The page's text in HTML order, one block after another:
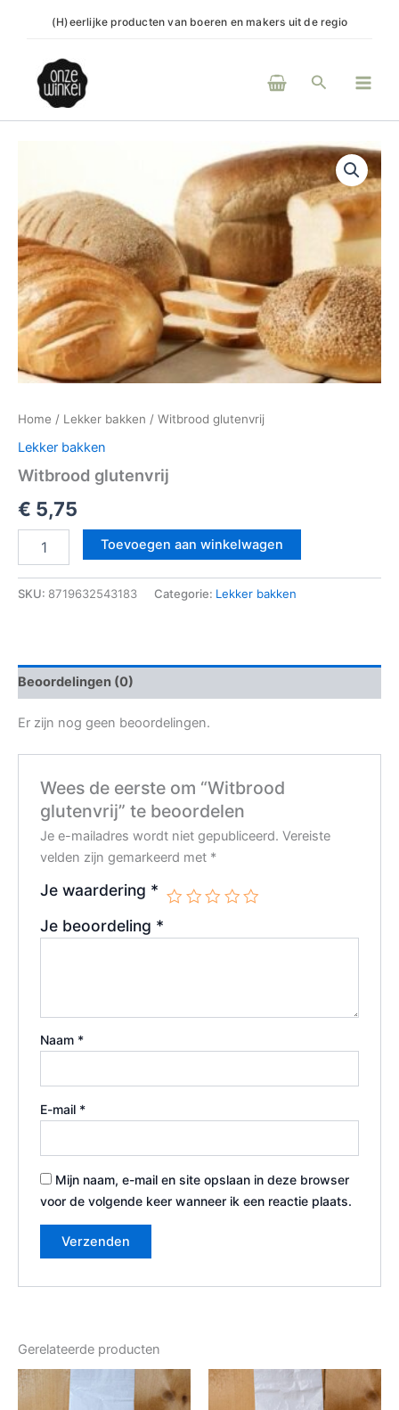
inhoud
(H)eerlijke producten van boeren en makers uit de regio
Zoeken
Home / Lekker bakken / Witbrood glutenvrij
Lekker bakken
Witbrood glutenvrij
€ 5,75
Toevoegen aan winkelwagen
SKU: 8719632543183 Categorie: Lekker bakken
Beoordelingen (0)
Er zijn nog geen beoordelingen.
Wees de eerste om “Witbrood
glutenvrij” te beoordelen
Je e-mailadres wordt niet gepubliceerd. Vereiste
velden zijn gemarkeerd met *
Je waardering *
Je beoordeling *
Naam *
E-mail *
Mijn naam, e-mail en site opslaan in deze browser
voor de volgende keer wanneer ik een reactie plaats.
Gerelateerde producten